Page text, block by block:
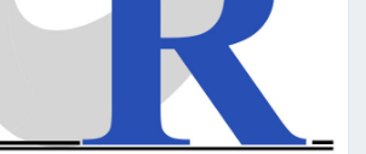
DISTRIBUTION】